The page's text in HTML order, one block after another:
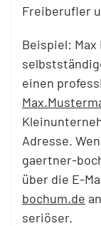
Freiberufler
Beispiel:
einen
Adresse.
gaertner-
über die E-
bochum.de
seriöser.